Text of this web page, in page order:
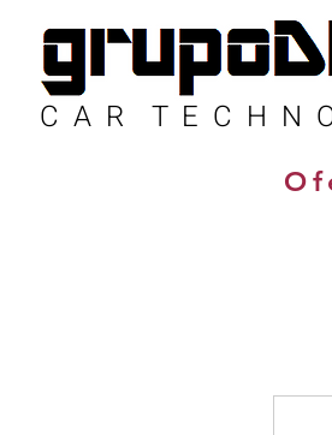
C A R T E C H N O